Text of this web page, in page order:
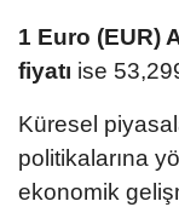
1 Euro (EUR)
fiyatı ise
Küresel
politikalarına
ekonomik